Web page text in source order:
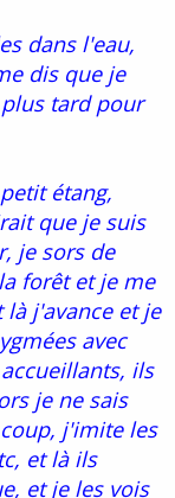
dans l'eau,
dis que je
tard pour
étang,
que je suis
je sors de
forêt et je me
j'avance et je
avec
ils
je ne sais
j'imite les
et là ils
et je les vois